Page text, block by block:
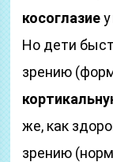
косоглазие
Но дети
зрению
же, как
зрению